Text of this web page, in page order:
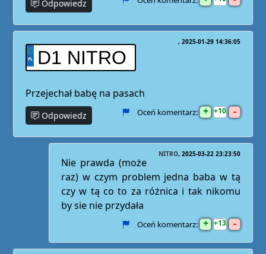
Odpowiedz
D1 NITRO
2025-01-29 14:36:05
Przejechał babę na pasach
Odpowiedz Oceń komentarz: + 10 -
NITRO 2025-03-22 23:23:50
Nie prawda (może
raz) w czym problem jedna baba w tą
czy w tą co to za różnica i tak nikomu
by sie nie przydała
Oceń komentarz: + 13 -